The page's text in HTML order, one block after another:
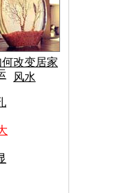
何改变居家
风水